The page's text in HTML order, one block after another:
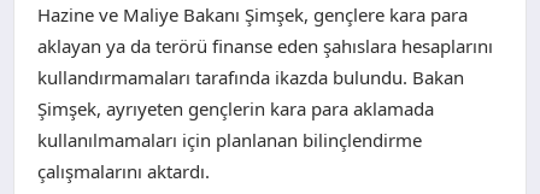
SAĞLIK
TEKNOLOJI
Hazine ve Maliye Bakanı Şimşek, gençlere kara para
aklayan ya da terörü finanse eden şahıslara hesaplarını
kullandırmamaları tarafında ikazda bulundu. Bakan
Şimşek, ayrıyeten gençlerin kara para aklamada
kullanılmamaları için planlanan bilinçlendirme
çalışmalarını aktardı.